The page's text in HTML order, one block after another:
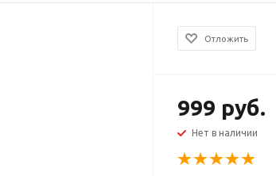
Отложить
999 руб.
Нет в наличии